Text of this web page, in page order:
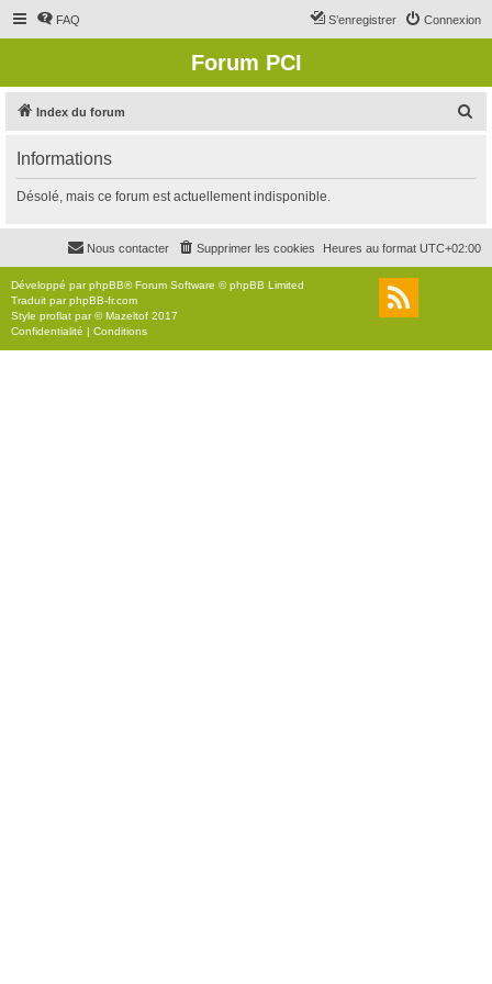
FAQ Connexion
S’enregistrer
Forum PCI
Index du forum
r
c
r
Informations
Désolé, mais ce forum est actuellement indisponible.
Heures au format UTC+02:00
Supprimer les cookies
Nous contacter
Développé parphpBB® Forum Software © phpBB Limited
Traduit parphpBB-fr.com
Style proflat par ©Mazeltof 2017
Confidentialité | Conditions